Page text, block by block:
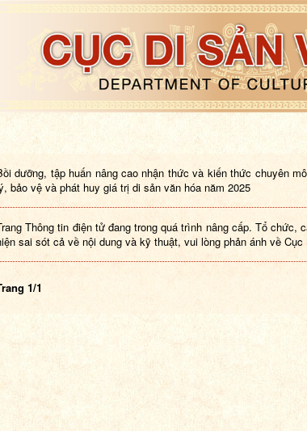
dưỡng, tập huấn nâng cao nhận thức và kiến thức chuyên
bảo vệ và phát huy giá trị di sản văn hóa năm 2025
Thông tin điện tử đang trong quá trình nâng cấp. Tổ chức,
sai sót cả về nội dung và kỹ thuật, vui lòng phản ánh về Cục
1/1